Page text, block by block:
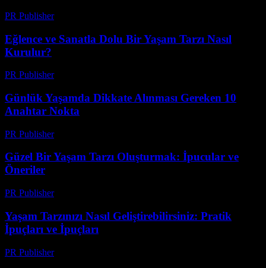
PR Publisher-
Eğlence ve Sanatla Dolu Bir Yaşam Tarzı Nasıl
Kurulur?
PR Publisher-
Günlük Yaşamda Dikkate Alınması Gereken 10
Anahtar Nokta
PR Publisher-
Güzel Bir Yaşam Tarzı Oluşturmak: İpucular ve
Öneriler
PR Publisher-
Yaşam Tarzınızı Nasıl Geliştirebilirsiniz: Pratik
İpuçları ve İpuçları
PR Publisher-